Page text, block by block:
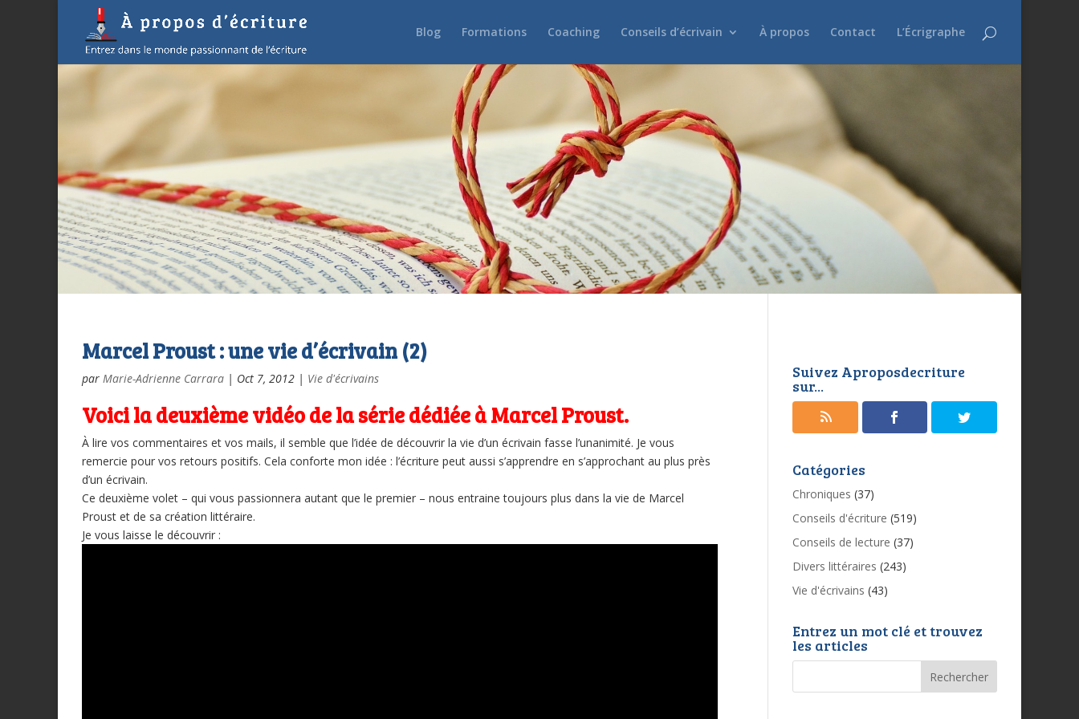
Blog Formations Coaching Conseils d’écrivain À propos Contact L’Écrigraphe
Marcel Proust : une vie d’écrivain (2)
par Marie-Adrienne Carrara | Oct 7, 2012 | Vie d'écrivains
Voici la deuxième vidéo de la série dédiée à Marcel Proust.
À lire vos commentaires et vos mails, il semble que l’idée de découvrir la vie d’un écrivain fasse l’unanimité. Je vous
remercie pour vos retours positifs. Cela conforte mon idée : l’écriture peut aussi s’apprendre en s’approchant au plus près
d’un écrivain.
Ce deuxième volet – qui vous passionnera autant que le premier – nous entraine toujours plus dans la vie de Marcel
Proust et de sa création littéraire.
Je vous laisse le découvrir :
Suivez Aproposdecriture
sur...
Catégories
Chroniques (37)
Conseils d'écriture (519)
Conseils de lecture (37)
Divers littéraires (243)
Vie d'écrivains (43)
Entrez un mot clé et trouvez
les articles